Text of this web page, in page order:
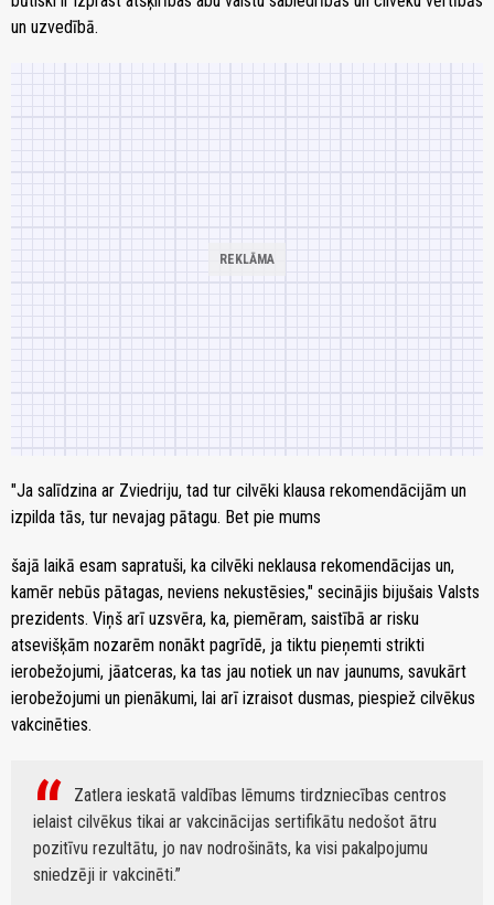
un uzvedībā.
"Ja salīdzina ar Zviedriju, tad tur cilvēki klausa rekomendācijām un
izpilda tās, tur nevajag pātagu. Bet pie mums
šajā laikā esam sapratuši, ka cilvēki neklausa rekomendācijas un,
kamēr nebūs pātagas, neviens nekustēsies," secinājis bijušais Valsts
prezidents. Viņš arī uzsvēra, ka, piemēram, saistībā ar risku
atsevišķām nozarēm nonākt pagrīdē, ja tiktu pieņemti strikti
ierobežojumi, jāatceras, ka tas jau notiek un nav jaunums, savukārt
ierobežojumi un pienākumi, lai arī izraisot dusmas, piespiež cilvēkus
vakcinēties.
Zatlera ieskatā valdības lēmums tirdzniecības centros
ielaist cilvēkus tikai ar vakcinācijas sertifikātu nedošot ātru
pozitīvu rezultātu, jo nav nodrošināts, ka visi pakalpojumu
sniedzēji ir vakcinēti.